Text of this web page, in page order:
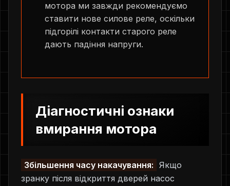
мотора ми завжди рекомендуємо
ставити нове силове реле, оскільки
підгорілі контакти старого реле
дають падіння напруги.
Діагностичні ознаки
вмирання мотора
Збільшення часу накачування: Якщо
зранку після відкриття дверей насос